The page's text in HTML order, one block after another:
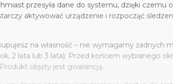
przesyła dane do systemu, dzięki czemu
aktywować urządzenie i rozpocząć
na własność – nie wymagamy żadnych
2 lata lub 3 lata). Przed końcem wybranego
objęty jest gwarancją.